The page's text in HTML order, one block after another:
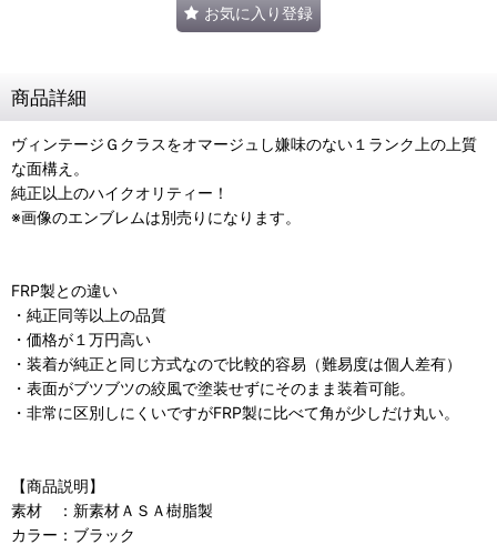
お気に入り登録
商品詳細
ヴィンテージＧクラスをオマージュし嫌味のない１ランク上の上質
な面構え。
純正以上のハイクオリティー！
※画像のエンブレムは別売りになります。
FRP製との違い
・純正同等以上の品質
・価格が１万円高い
・装着が純正と同じ方式なので比較的容易（難易度は個人差有）
・表面がブツブツの絞風で塗装せずにそのまま装着可能。
・非常に区別しにくいですがFRP製に比べて角が少しだけ丸い。
【商品説明】
素材 ：新素材ＡＳＡ樹脂製
カラー：ブラック